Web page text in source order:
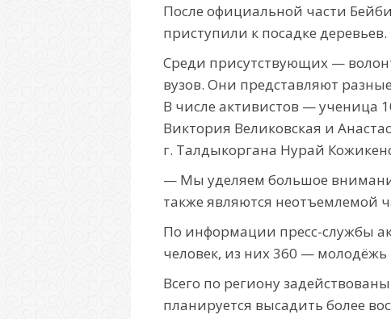
После официальной части
приступили к посадке деревьев.
Среди присутствующих —
вузов. Они представляют
В числе активистов —
Виктория Великовская и
г. Талдыкоргана Нурай
— Мы уделяем большое
также являются неотъемлемой
По информации пресс-службы
человек, из них 360 —
Всего по региону
планируется высадить более